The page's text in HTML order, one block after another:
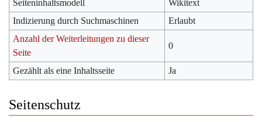
Seiteninhaltsmodell
Wikitext
Indizierung durch Suchmaschinen
Erlaubt
Anzahl der Weiterleitungen zu dieser
Seite
0
Gezählt als eine Inhaltsseite Ja
Seitenschutz